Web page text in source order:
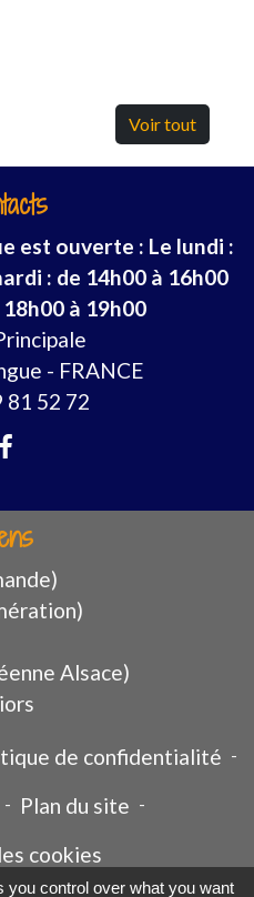
Voir tout
est ouverte : Le lundi :
: de 14h00 à 16h00
à 19h00
- FRANCE
81 52 72
Alsace)
de confidentialité -
- Plan du site -
cookies
control over what you want